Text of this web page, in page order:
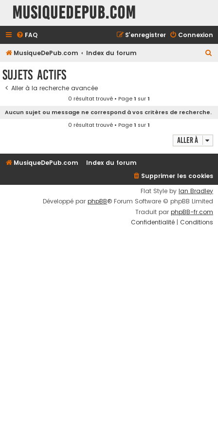
MusiqueDePub.com
FAQ Connexion
S’enregistrer
MusiqueDePub.com Index du forum
e
Sujets actifs
Aller à la recherche avancée
0 résultat trouvé • Page1 sur1
Aucun sujet ou message ne correspond à vos critères de recherche.
0 résultat trouvé • Page1 sur1
Aller à
MusiqueDePub.com
Index du forum
Supprimer les cookies
Flat Style by Ian Bradley
Développé par phpBB® Forum Software © phpBB Limited
Traduit par phpBB-fr.com
Confidentialité | Conditions